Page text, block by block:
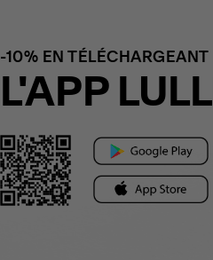
-10% EN TÉLÉCHARGEANT
L'APP LULLI